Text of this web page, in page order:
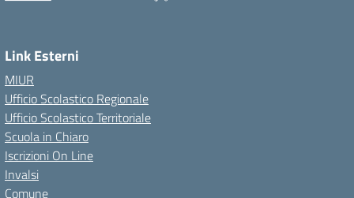
Link Esterni
MIUR
Ufficio Scolastico Regionale
Ufficio Scolastico Territoriale
Scuola in Chiaro
Iscrizioni On Line
Invalsi
Comune